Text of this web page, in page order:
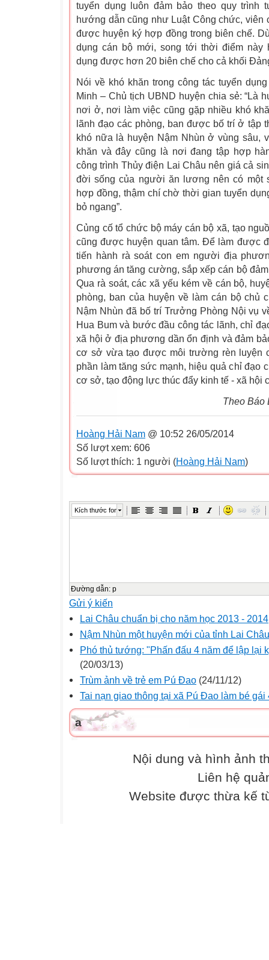
tuyển dụng luôn đảm bảo theo quy trình
hướng dẫn cũng như Luật Công chức, viên
được huyện ký hợp đồng trong biên chế.
dụng cán bộ mới, song tới thời điểm này
dụng được hơn 20 biên chế cho cả khối
Nói về khó khăn trong công tác tuyển
Minh – Chủ tịch UBND huyện chia sẻ: “Là
nơi ở, nơi làm việc cũng gặp nhiều khó
lãnh đạo các phòng, ban được bố trí ở tập
khó nữa là huyện Nậm Nhùn ở vùng sâu,
khăn và đây cũng là nơi đang tập hợp
công trình Thủy điện Lai Châu nên giá cả
đời sống của người ăn lương nên có một
hợp đồng, thậm chí chờ thời gian tuyển
bỏ ngang”.
Củng cố tổ chức bộ máy cán bộ xã, tạo
cũng được huyện quan tâm. Để làm được
tiến hành rà soát con em người địa
phương án tăng cường, sắp xếp cán bộ
Qua rà soát, các xã yếu kém về cán bộ,
phòng, ban của huyện về làm cán bộ chủ
Nậm Nhùn đã bố trí Trưởng Phòng Nội vụ
Hua Bum và bước đầu công tác lãnh, chỉ
xã hội ở địa phương dần ổn định và đảm
cơ sở vừa tạo được môi trường rèn luyện
phần làm tăng sức mạnh, hiệu quả chỉ đạo
cơ sở, tạo động lực thúc đẩy kinh tế - xã hội
Theo Báo
Hoàng Hải Nam @ 10:52 26/05/2014
Số lượt xem: 606
Số lượt thích: 1 người (Hoàng Hải Nam)
Kích thước font
Đường dẫn: p
Gửi ý kiến
Lai Châu chuẩn bị cho năm học 2013 - 2014
Nậm Nhùn một huyện mới của tỉnh Lai Châu
Phó thủ tướng: "Phấn đấu 4 năm để lập lại
(20/03/13)
Trùm ảnh về trẻ em Pú Đao (24/11/12)
Tai nạn giao thông tại xã Pú Đao làm bé
a
Nội dung và hình ảnh
Liên hệ
Website được thừa kế